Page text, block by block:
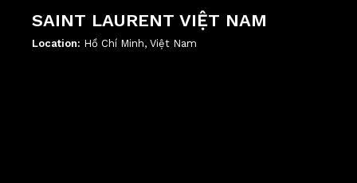
SAINT LAURENT VIỆT NAM
Location: Hồ Chí Minh, Việt Nam